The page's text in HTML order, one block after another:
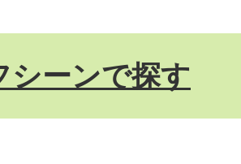
シーンで探す